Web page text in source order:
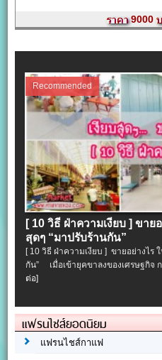
9000
Recommended
[ 10 วิธี ฝ่าความเงียบ ] ขาย
สุดๆ “มาปรับร้านกัน”
[ 10 วิธี ฝ่าความเงียบ ] ขายอย่างไร
กัน” เมื่อเข้ายุคขาลงของเศรษฐกิจ
ต่อ]
แฟรนไชส์ยอดนิยม
แฟรนไชส์กาแฟ